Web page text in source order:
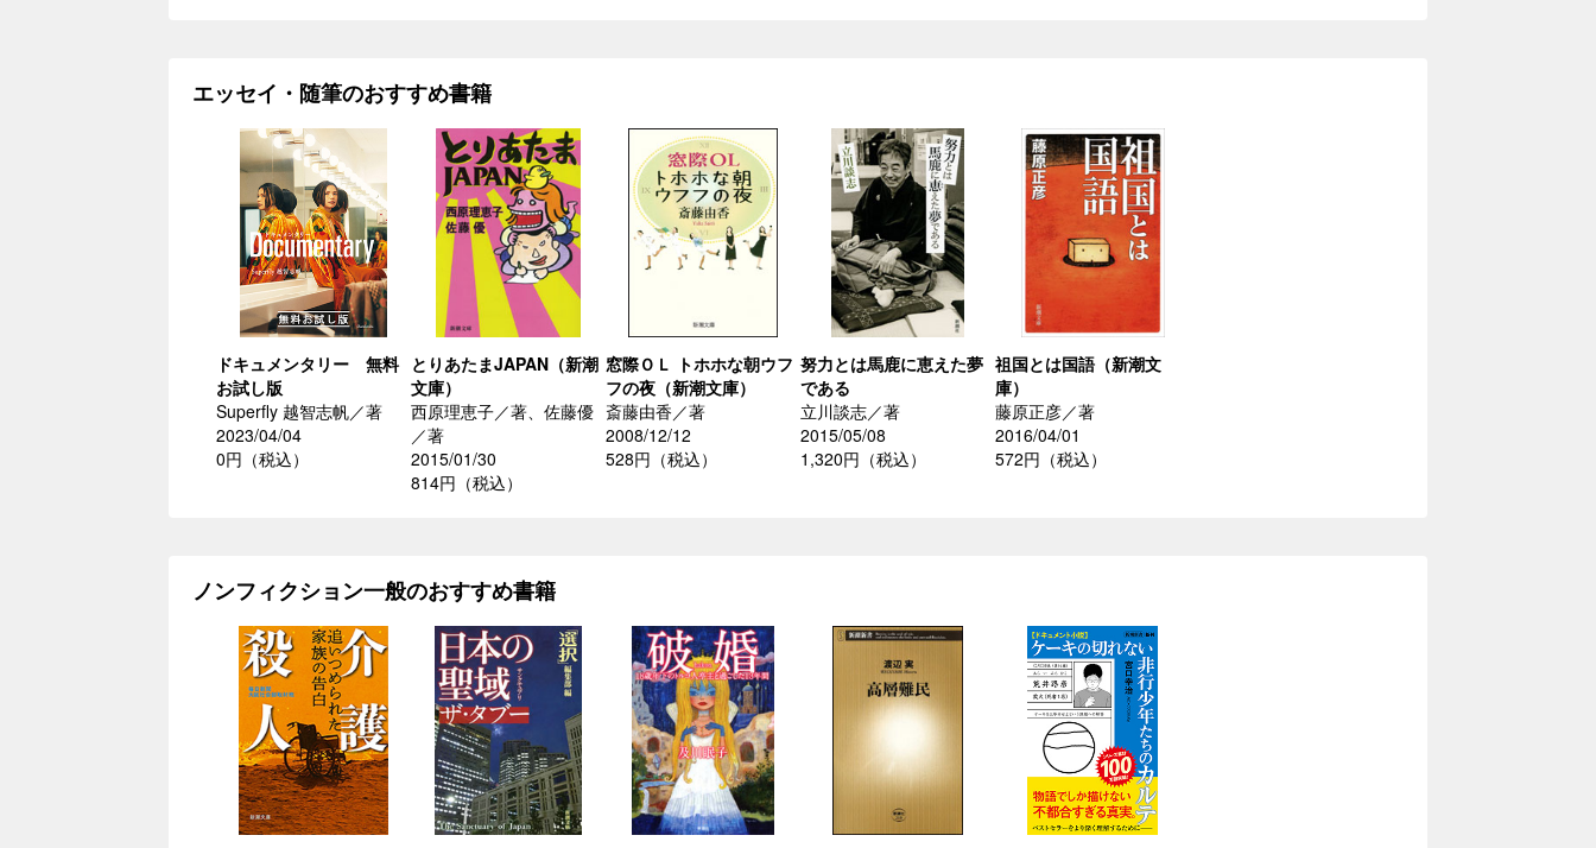
エッセイ・随筆のおすすめ書籍
ドキュメンタリー 無料
お試し版
Superfly 越智志帆／著
2023/04/04
0円（税込）
とりあたまJAPAN（新潮
文庫）
西原理恵子／著、佐藤優
／著
2015/01/30
814円（税込）
窓際ＯＬ トホホな朝ウフ
フの夜（新潮文庫）
斎藤由香／著
2008/12/12
528円（税込）
努力とは馬鹿に恵えた夢
である
立川談志／著
2015/05/08
1,320円（税込）
祖国とは国語（新潮文
庫）
藤原正彦／著
2016/04/01
572円（税込）
ノンフィクション一般のおすすめ書籍